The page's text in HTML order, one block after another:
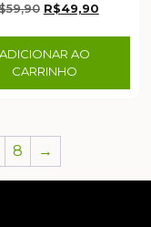
59,90 R$49,90
ADICIONAR AO
CARRINHO
8 →